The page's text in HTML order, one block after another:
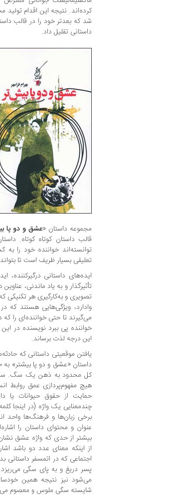
کرده‌اند. نتیجه این اقدام
شد که بعدتر خود را در قالب
داستانی تقلیل داد.
مجموعه داستان «عشق و دو پا
قالب داستان کوتاه کوتاه.
توانسته‌اند خواننده خود را به
تعلیقی بسیار ظریف است تا
ایده‌های داستانی درگیرکننده،
تأثیرگذار و به یاد ماندنی،
تصویری و به‌کارگیری هر تکنیکی
وادارد، ویژگی‌هایی هستند که
می‌گیرند تا حتی خواننده‌ای را
خواننده پی ‌ببرد نویسنده در
این درجه لذت برساند.
یافتن موقعیتی داستانی که
داستان «عشق و دو پا بیشتر» به
کل محدود به ذهن یک سگ.
هیچ مفهوم‌پردازی عمق روابط
حمایت از حقوق حیوانات یا
چندمعنایی یک واژه (در اینجا
برخی زبان‌ها و فرهنگ‌ها واحد
عنوان و محتوای داستان را
بیشتر از حدی که واژه عشق
از اینکه معنای عدد دو باشد
اجتماعی که در اتمسفر
پسر دریغ و به پای سگی
می‌شود نیز نتیجه همین
شایسته سگی ملوس و معصوم